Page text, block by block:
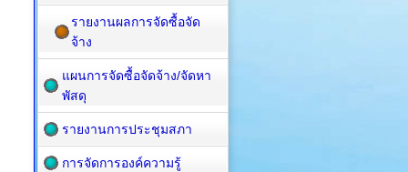
รายงานผลการจัดซื้อจัด
จ้าง
แผนการจัดซื้อ​จัดจ้าง/จัดหา
พัสดุ
รายงานการประชุมสภา
การจัดการองค์ความรู้